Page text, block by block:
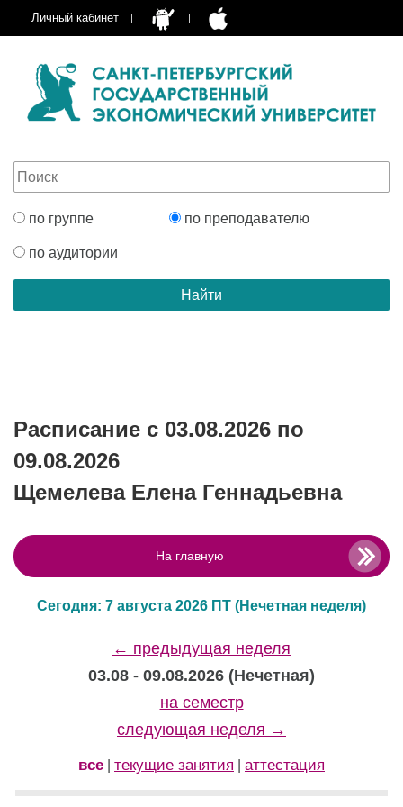
Личный кабинет
по группе по преподавателю
по аудитории
Расписание с 03.08.2026 по
09.08.2026
Щемелева Елена Геннадьевна
На главную
Сегодня: 7 августа 2026 ПТ (Нечетная неделя)
← предыдущая неделя
03.08 - 09.08.2026 (Нечетная)
на семестр
следующая неделя →
все текущие занятия аттестация